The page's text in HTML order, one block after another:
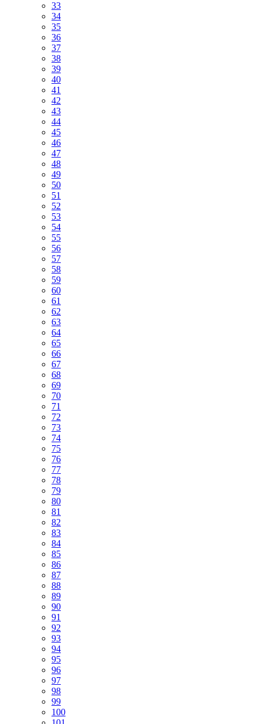
33
34
35
36
37
38
39
40
41
42
43
44
45
46
47
48
49
50
51
52
53
54
55
56
57
58
59
60
61
62
63
64
65
66
67
68
69
70
71
72
73
74
75
76
77
78
79
80
81
82
83
84
85
86
87
88
89
90
91
92
93
94
95
96
97
98
99
100